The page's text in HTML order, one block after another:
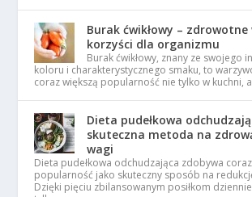
Burak ćwikłowy – zdrowotne
korzyści dla organizmu
Burak ćwikłowy, znany ze swojego
koloru i charakterystycznego smaku, to
coraz większą popularność nie tylko w kuchni,
Dieta pudełkowa
skuteczna metoda na
wagi
Dieta pudełkowa odchudzająca zdobywa
popularność jako skuteczny sposób na
Dzięki pięciu zbilansowanym posiłkom